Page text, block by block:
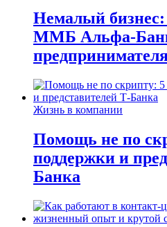
Немалый
ММБ Альфа-
Жизнь в компании
Помощь не по
поддержки и
Банка